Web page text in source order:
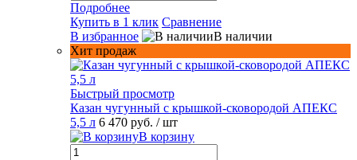
Подробнее
Купить в 1 клик Сравнение
В избранное
В наличии
Хит продаж
Быстрый просмотр
Казан чугунный с крышкой-сковородой АПЕКС
5,5 л 6 470 руб. / шт
В корзину